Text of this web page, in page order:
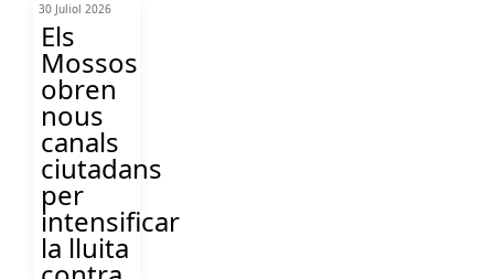
30 Juliol 2026
Els
Mossos
obren
nous
canals
ciutadans
per
intensificar
la lluita